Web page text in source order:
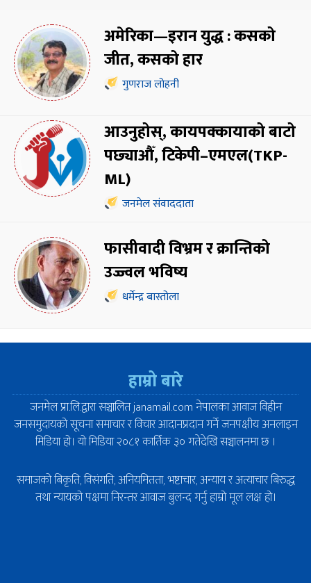
अमेरिका—इरान युद्ध : कसको
जीत, कसको हार
गुणराज लोहनी
आउनुहोस्, कायपक्कायाको बाटो
पछ्याऔँ, टिकेपी–एमएल(TKP-
ML)
जनमेल संवाददाता
फासीवादी विभ्रम र क्रान्तिको
उज्ज्वल भविष्य
धर्मेन्द्र बास्तोला
हाम्रो बारे
जनमेल प्रा.लि.द्वारा सञ्चालित janamail.com नेपालका आवाज विहीन
जनसमुदायको सूचना समाचार र विचार आदानप्रदान गर्ने जनपक्षीय अनलाइन
मिडिया हो। यो मिडिया २०८१ कार्तिक ३० गतेदेखि सञ्चालनमा छ ।
समाजको बिकृति, विसंगति, अनियमितता, भष्टाचार, अन्याय र अत्याचार बिरुद्ध
तथा न्यायको पक्षमा निरन्तर आवाज बुलन्द गर्नु हाम्रो मूल लक्ष हो।